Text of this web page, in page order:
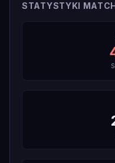
STATYSTYKI